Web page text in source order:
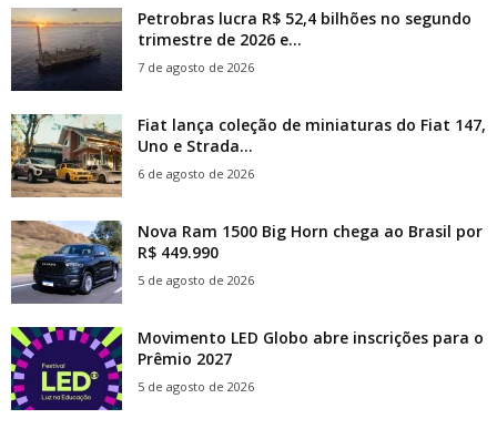
Petrobras lucra R$ 52,4 bilhões no segundo
trimestre de 2026 e...
7 de agosto de 2026
Fiat lança coleção de miniaturas do Fiat 147,
Uno e Strada...
6 de agosto de 2026
Nova Ram 1500 Big Horn chega ao Brasil por
R$ 449.990
5 de agosto de 2026
Movimento LED Globo abre inscrições para o
Prêmio 2027
5 de agosto de 2026